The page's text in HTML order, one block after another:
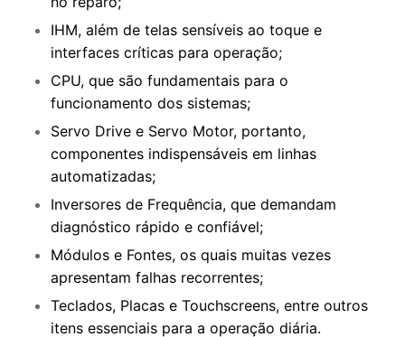
IHM, além de telas sensíveis ao toque e
interfaces críticas para operação;
CPU, que são fundamentais para o
funcionamento dos sistemas;
Servo Drive e Servo Motor, portanto,
componentes indispensáveis em linhas
automatizadas;
Inversores de Frequência, que demandam
diagnóstico rápido e confiável;
Módulos e Fontes, os quais muitas vezes
apresentam falhas recorrentes;
Teclados, Placas e Touchscreens, entre outros
itens essenciais para a operação diária.